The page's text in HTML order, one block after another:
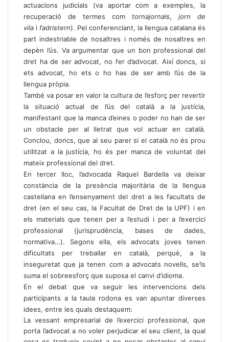
actuacions judicials (va aportar com a exemples, la
recuperació de termes com tornajornals, jorn de
vila i fadristern). Pel conferenciant, la llengua catalana és
part indestriable de nosaltres i només de nosaltres en
depèn l’ús. Va argumentar que un bon professional del
dret ha de ser advocat, no fer d’advocat. Així doncs, si
ets advocat, ho ets o ho has de ser amb l’ús de la
llengua pròpia.
També va posar en valor la cultura de l’esforç per revertir
la situació actual de l’ús del català a la justícia,
manifestant que la manca d’eines o poder no han de ser
un obstacle per al lletrat que vol actuar en català.
Conclou, doncs, que al seu parer si el català no és prou
utilitzat a la justícia, ho és per manca de voluntat del
mateix professional del dret.
En tercer lloc, l’advocada Raquel Bardella va deixar
constància de la presència majoritària de la llengua
castellana en l’ensenyament del dret a les facultats de
dret (en el seu cas, la Facultat de Dret de la UPF) i en
els materials que tenen per a l’estudi i per a l’exercici
professional (jurisprudència, bases de dades,
normativa…). Segons ella, els advocats joves tenen
dificultats per treballar en català, perquè, a la
inseguretat que ja tenen com a advocats novells, se’ls
suma el sobreesforç que suposa el canvi d’idioma.
En el debat que va seguir les intervencions dels
participants a la taula rodona es van apuntar diverses
idees, entre les quals destaquem:
La vessant empresarial de l’exercici professional, que
porta l’advocat a no voler perjudicar el seu client, la qual